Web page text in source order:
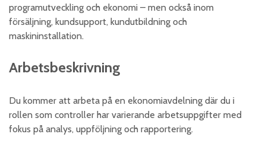
programutveckling och ekonomi – men också inom
försäljning, kundsupport, kundutbildning och
maskininstallation.
Arbetsbeskrivning
Du kommer att arbeta på en ekonomiavdelning där du i
rollen som controller har varierande arbetsuppgifter med
fokus på analys, uppföljning och rapportering.